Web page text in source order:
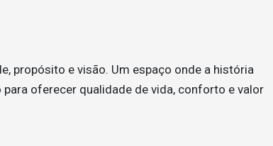
propósito e visão. Um espaço onde a história
oferecer qualidade de vida, conforto e valor